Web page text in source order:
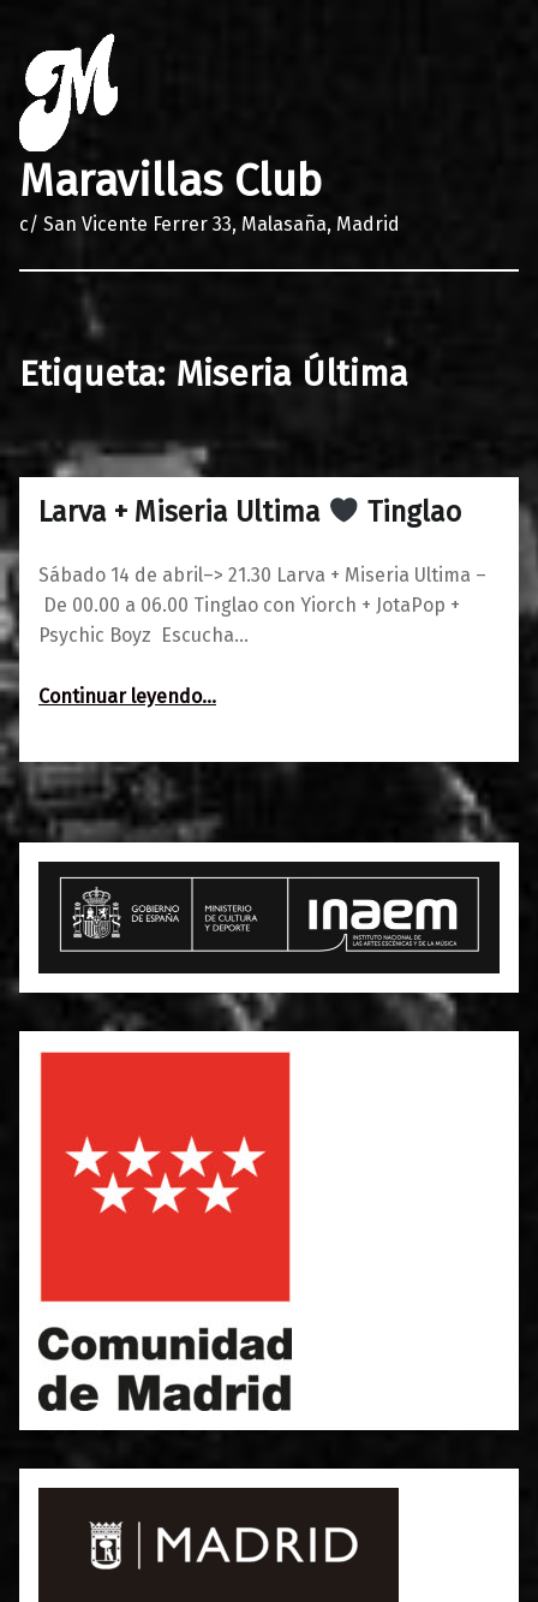
Maravillas Club
c/ San Vicente Ferrer 33, Malasaña, Madrid
Etiqueta: Miseria Última
Larva + Miseria Ultima Tinglao
Sábado 14 de abril–> 21.30 Larva + Miseria Ultima –
De 00.00 a 06.00 Tinglao con Yiorch + JotaPop +
Psychic Boyz Escucha…
Continuar leyendoTinglao”
…
07/04/2018
0
Maravillas